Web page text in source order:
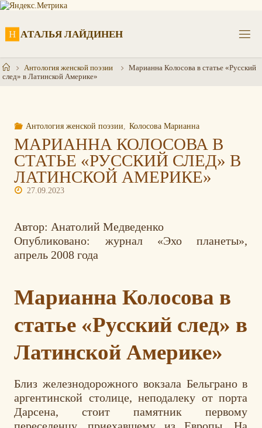
Перейти
Н АТАЛЬЯ ЛАЙДИНЕН
ГлавнаяАнтология женской поэзии
Марианна Колосова в статье «Русский
след» в Латинской Америке»
Антология женской поэзии Колосова Марианна
МАРИАННА КОЛОСОВА В
СТАТЬЕ «РУССКИЙ СЛЕД» В
ЛАТИНСКОЙ АМЕРИКЕ»
27.09.2023
Автор: Анатолий Медведенко
Опубликовано: журнал «Эхо планеты»,
апрель 2008 года
Марианна Колосова в
статье «Русский след» в
Латинской Америке»
Близ железнодорожного вокзала Бельграно в
аргентинской столице, неподалеку от порта
Дарсена, стоит памятник первому